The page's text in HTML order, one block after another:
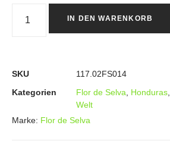
IN DEN WARENKORB
SKU
117.02FS014
Kategorien
Flor de Selva, Honduras,
Welt
Marke: Flor de Selva